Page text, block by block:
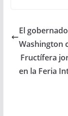
El
Washington
Fructífera
en la Feria